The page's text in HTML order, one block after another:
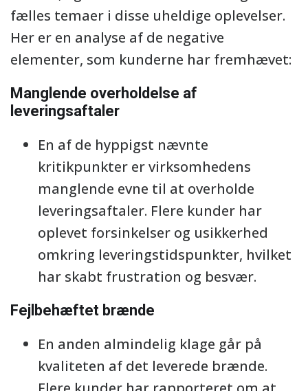
fælles temaer i disse uheldige oplevelser.
Her er en analyse af de negative
elementer, som kunderne har fremhævet:
Manglende overholdelse af
leveringsaftaler
En af de hyppigst nævnte
kritikpunkter er virksomhedens
manglende evne til at overholde
leveringsaftaler. Flere kunder har
oplevet forsinkelser og usikkerhed
omkring leveringstidspunkter, hvilket
har skabt frustration og besvær.
Fejlbehæftet brænde
En anden almindelig klage går på
kvaliteten af det leverede brænde.